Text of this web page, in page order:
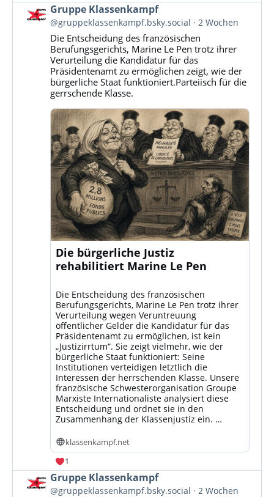
Beitrag
von
Gruppe
Klassenkampf
Bluesky
ansehen
Gruppe Klassenkampf
@gruppeklassenkampf.bsky.social 2 Wochen
Die Entscheidung des französischen
Berufungsgerichts, Marine Le Pen trotz ihrer
Verurteilung die Kandidatur für das
Präsidentenamt zu ermöglichen zeigt, wie der
bürgerliche Staat funktioniert.Parteiisch für die
gerrschende Klasse.
Die bürgerliche Justiz
rehabilitiert Marine Le Pen
Die Entscheidung des französischen
Berufungsgerichts, Marine Le Pen trotz ihrer
Verurteilung wegen Veruntreuung
öffentlicher Gelder die Kandidatur für das
Präsidentenamt zu ermöglichen, ist kein
„Justizirrtum“. Sie zeigt vielmehr, wie der
bürgerliche Staat funktioniert: Seine
Institutionen verteidigen letztlich die
Interessen der herrschenden Klasse. Unsere
französische Schwesterorganisation Groupe
Marxiste Internationaliste analysiert diese
Entscheidung und ordnet sie in den
Zusammenhang der Klassenjustiz ein. …
klassenkampf.net
1
Beitrag
von
Gruppe Klassenkampf
@gruppeklassenkampf.bsky.social 2 Wochen